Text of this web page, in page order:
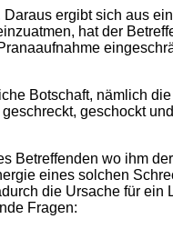
ergibt sich aus
hat der
Botschaft, nämlich
geschockt
wo ihm
eines solchen
die Ursache für ein
Fragen: